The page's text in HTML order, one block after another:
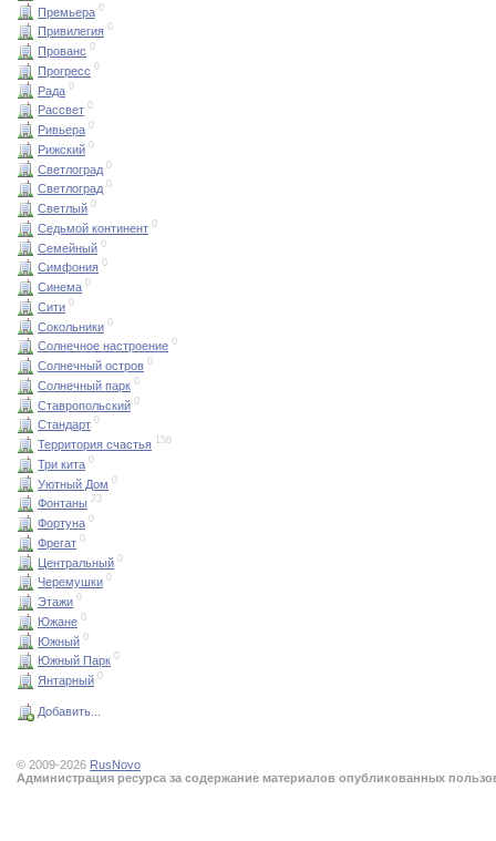
Премьера 0
Привилегия 0
Прованс 0
Прогресс 0
Рада 0
Рассвет 0
Ривьера 0
Рижский 0
Светлоград 0
Светлоград 0
Светлый 0
Седьмой континент 0
Семейный 0
Симфония 0
Синема 0
Сити 0
Сокольники 0
Солнечное настроение 0
Солнечный остров 0
Солнечный парк 0
Ставропольский 0
Стандарт 0
Территория счастья 156
Три кита 0
Уютный Дом 0
Фонтаны 23
Фортуна 0
Фрегат 0
Центральный 0
Черемушки 0
Этажи 0
Южане 0
Южный 0
Южный Парк 0
Янтарный 0
Добавить...
© 2009-2026 RusNovo
Администрация ресурса за содержание материалов опубликованных